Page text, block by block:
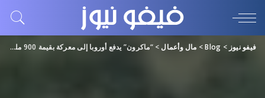
فيفو نيوز >
Blog
> مال وأعمال>“ماكرون” يدفع أوروبا إلى معركة بقيمة 900 مليار دولار مع الصين